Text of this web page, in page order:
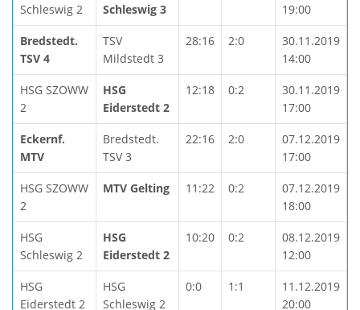
Schleswig 2
Schleswig 3
19:00
Bredstedt.
TSV 4
TSV
Mildstedt 3
28:16 2:0
30.11.2019
14:00
HSG SZOWW
2
HSG
Eiderstedt 2
12:18 0:2
30.11.2019
17:00
Eckernf.
MTV
Bredstedt.
TSV 3
22:16 2:0
07.12.2019
17:00
HSG SZOWW
2
MTV Gelting 11:22 0:2
07.12.2019
18:00
HSG
Schleswig 2
HSG
Eiderstedt 2
10:20 0:2
08.12.2019
12:00
HSG
Eiderstedt 2
HSG
Schleswig 2
0:0 1:1
11.12.2019
20:00